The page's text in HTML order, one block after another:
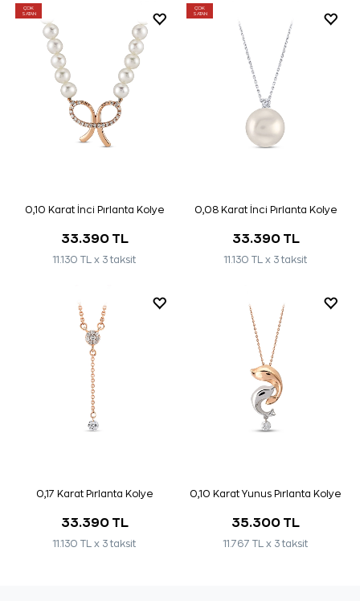
ÇOK
SATAN
0,10 Karat İnci Pırlanta Kolye
33.390 TL
11.130 TL x 3 taksit
ÇOK
SATAN
0,08 Karat İnci Pırlanta Kolye
33.390 TL
11.130 TL x 3 taksit
0,17 Karat Pırlanta Kolye
33.390 TL
11.130 TL x 3 taksit
0,10 Karat Yunus Pırlanta Kolye
35.300 TL
11.767 TL x 3 taksit